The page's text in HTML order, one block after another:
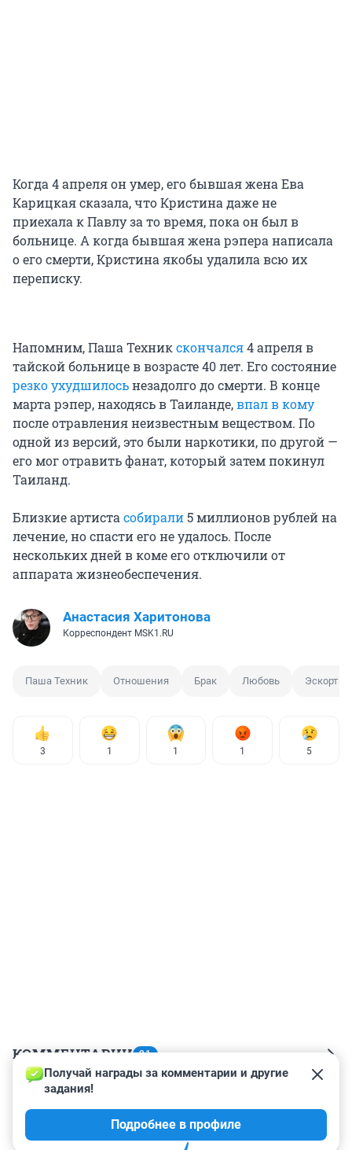
Когда 4 апреля он умер, его бывшая жена Ева
Карицкая сказала, что Кристина даже не
приехала к Павлу за то время, пока он был в
больнице. А когда бывшая жена рэпера написала
о его смерти, Кристина якобы удалила всю их
переписку.
Напомним, Паша Техникскончался4 апреля в
тайской больнице в возрасте 40 лет. Его состояние
резко ухудшилосьнезадолго до смерти. В конце
марта рэпер, находясь в Таиланде,впал в кому
после отравления неизвестным веществом. По
одной из версий, это были наркотики, по другой —
его мог отравить фанат, который затем покинул
Таиланд.
Близкие артистасобирали5 миллионов рублей на
лечение, но спасти его не удалось. После
нескольких дней в коме его отключили от
аппарата жизнеобеспечения.
Анастасия Харитонова
Корреспондент MSK1.RU
Паша Техник Отношения Брак Любовь Эскорт
3 1 1 1 5
КОММЕНТАРИИ 21
Гость
Как жил так и помер
Получай награды за комментарии и другие
задания!
Подробнее в профиле